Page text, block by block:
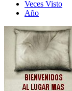
Veces Visto
Año